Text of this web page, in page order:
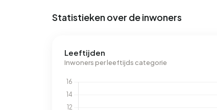
Statistieken over de inwoners
Leeftijden
Inwoners per leeftijds categorie